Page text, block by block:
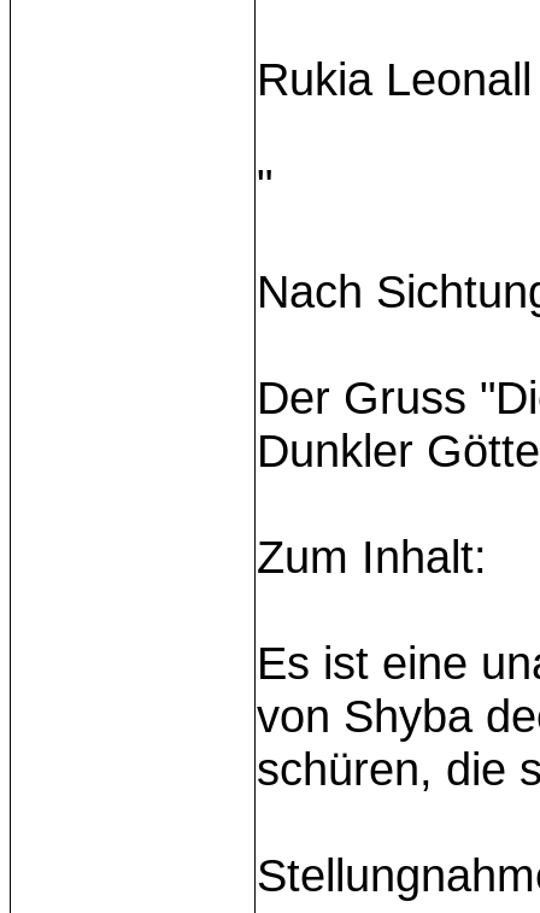
Rukia Leonall
"
Nach
Der Gruss
Dunkler
Zum Inhalt:
Es ist eine
von Shyba
schüren, die